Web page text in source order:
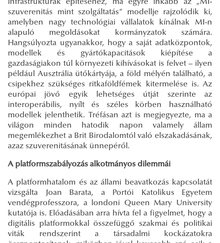
infrastruktúrák építéséhez, ma egyre inkább az „MI-
szuverenitás mint szolgáltatás” modellje rajzolódik ki,
amelyben nagy technológiai vállalatok kínálnak MI-n
alapuló megoldásokat kormányzatok számára.
Hangsúlyozta ugyanakkor, hogy a saját adatközpontok,
modellek és gyártókapacitások kiépítése a
gazdaságiakon túl környezeti kihívásokat is felvet – ilyen
például Ausztrália ütőkártyája, a föld mélyén található, a
csipekhez szükséges ritkaföldfémek kitermelése is. Az
európai jövő egyik lehetséges útját szerinte az
interoperábilis, nyílt és széles körben használható
modellek jelenthetik. Tréfásan azt is megjegyezte, ma a
világon minden hatodik napon valamely állam
megemlékezhet a Brit Birodalomtól való elszakadásának,
azaz szuverenitásának ünnepéről.
A platformszabályozás alkotmányos dilemmái
A platformhatalom és az állami beavatkozás kapcsolatát
vizsgálta Joan Barata, a Portói Katolikus Egyetem
vendégprofesszora, a londoni Queen Mary University
kutatója is. Előadásában arra hívta fel a figyelmet, hogy a
digitális platformokkal összefüggő szakmai és politikai
viták rendszerint a társadalmi kockázatokra